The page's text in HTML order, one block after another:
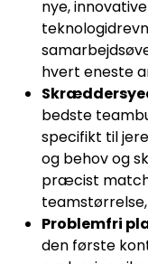
nye,
hvert eneste
bedste
specifikt til
og behov og
præcist
Problemfri
den første